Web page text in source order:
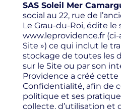
SAS Soleil Mer
social au 22, rue de
Le Grau-du-Roi, édite
www.leprovidence.fr
Site ») ce qui inclut le
stockage de toutes les
sur le Site ou par son
Providence a créé
Confidentialité, afin de
politique et ses
collecte, d’utilisation et